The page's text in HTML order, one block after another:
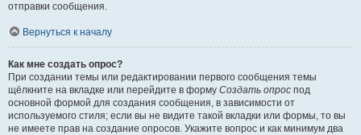
отправки сообщения.
Вернуться к началу
Как мне создать опрос?
При создании темы или редактировании первого сообщения темы
щёлкните на вкладке или перейдите в форму Создать опрос под
основной формой для создания сообщения, в зависимости от
используемого стиля; если вы не видите такой вкладки или формы, то вы
не имеете прав на создание опросов. Укажите вопрос и как минимум два